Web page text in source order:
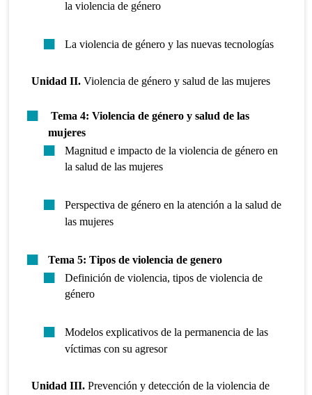
la violencia de género
La violencia de género y las nuevas tecnologías
Unidad II.Violencia de género y salud de las mujeres
Tema 4:Violencia de género y salud de las
mujeres
Magnitud e impacto de la violencia de género en
la salud de las mujeres
Perspectiva de género en la atención a la salud de
las mujeres
Tema 5: Tipos de violencia de genero
Definición de violencia, tipos de violencia de
género
Modelos explicativos de la permanencia de las
víctimas con su agresor
Unidad III.Prevención y detección de la violencia de